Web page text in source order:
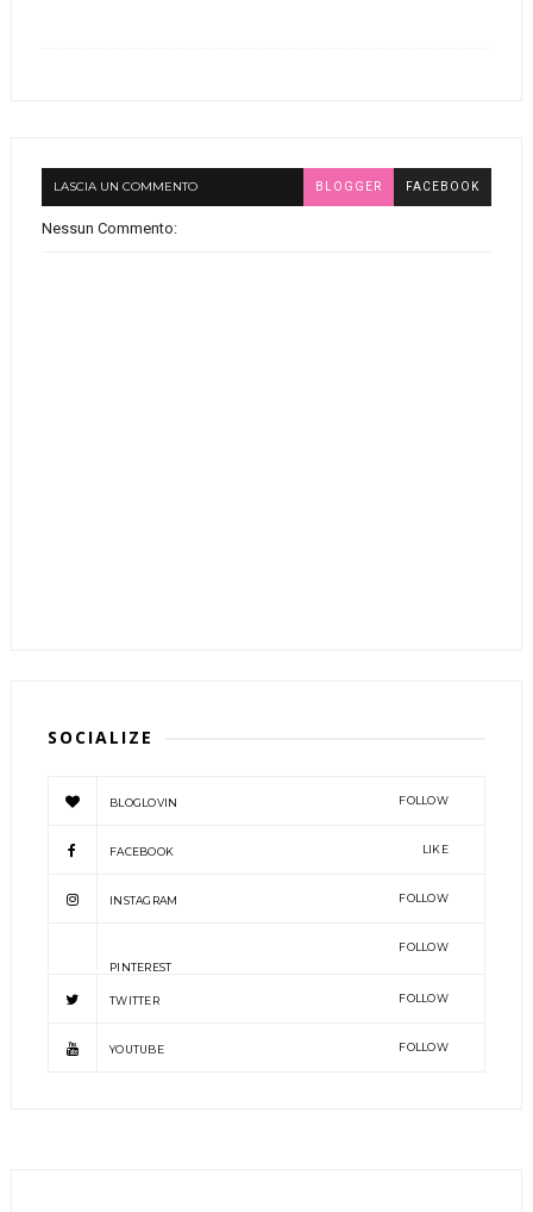
LASCIA UN COMMENTO BLOGGER FACEBOOK
Nessun Commento:
SOCIALIZE
BLOGLOVIN FOLLOW
FACEBOOK LIKE
INSTAGRAM FOLLOW
PINTEREST
FOLLOW
TWITTER FOLLOW
YOUTUBE FOLLOW